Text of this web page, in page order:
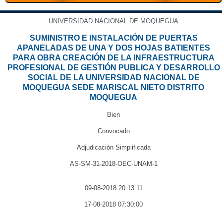
UNIVERSIDAD NACIONAL DE MOQUEGUA
SUMINISTRO E INSTALACIÓN DE PUERTAS
APANELADAS DE UNA Y DOS HOJAS BATIENTES
PARA OBRA CREACIÓN DE LA INFRAESTRUCTURA
PROFESIONAL DE GESTIÓN PUBLICA Y DESARROLLO
SOCIAL DE LA UNIVERSIDAD NACIONAL DE
MOQUEGUA SEDE MARISCAL NIETO DISTRITO
MOQUEGUA
Bien
Convocado
Adjudicación Simplificada
AS-SM-31-2018-OEC-UNAM-1
09-08-2018 20:13:11
17-08-2018 07:30:00